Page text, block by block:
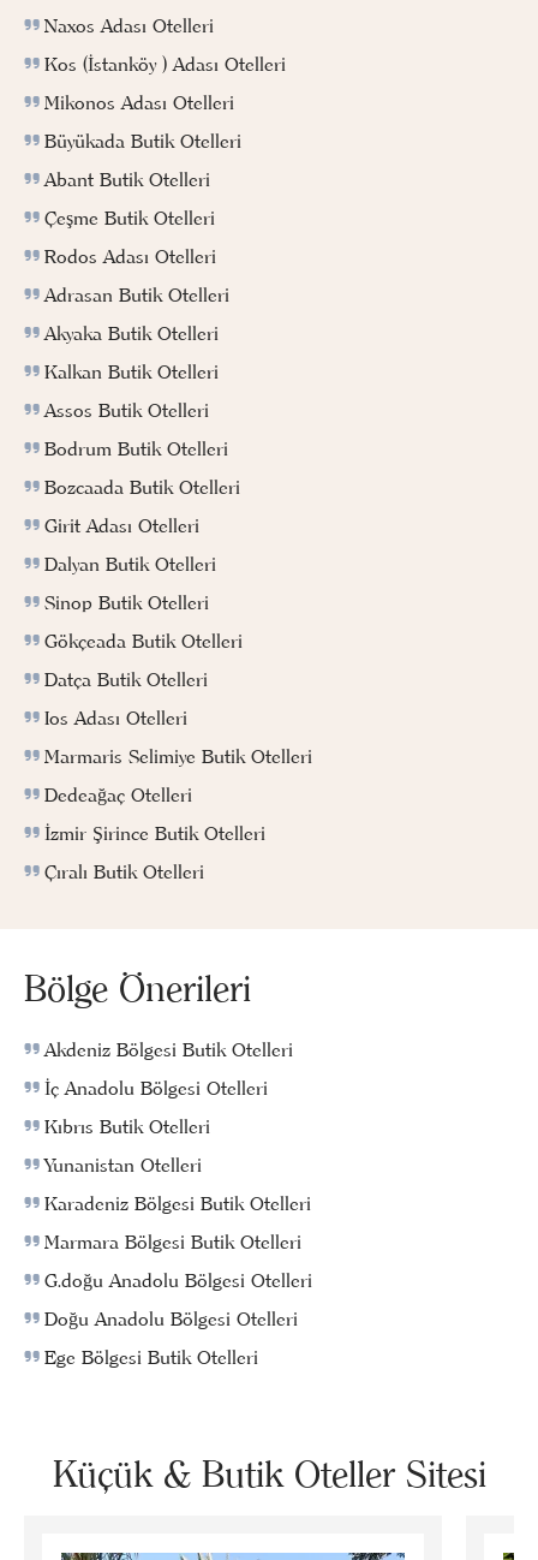
Naxos Adası Otelleri
Kos (İstanköy ) Adası Otelleri
Mikonos Adası Otelleri
Büyükada Butik Otelleri
Abant Butik Otelleri
Çeşme Butik Otelleri
Rodos Adası Otelleri
Adrasan Butik Otelleri
Akyaka Butik Otelleri
Kalkan Butik Otelleri
Assos Butik Otelleri
Bodrum Butik Otelleri
Bozcaada Butik Otelleri
Girit Adası Otelleri
Dalyan Butik Otelleri
Sinop Butik Otelleri
Gökçeada Butik Otelleri
Datça Butik Otelleri
Ios Adası Otelleri
Marmaris Selimiye Butik Otelleri
Dedeağaç Otelleri
İzmir Şirince Butik Otelleri
Çıralı Butik Otelleri
Bölge Önerileri
Akdeniz Bölgesi Butik Otelleri
İç Anadolu Bölgesi Otelleri
Kıbrıs Butik Otelleri
Yunanistan Otelleri
Karadeniz Bölgesi Butik Otelleri
Marmara Bölgesi Butik Otelleri
G.doğu Anadolu Bölgesi Otelleri
Doğu Anadolu Bölgesi Otelleri
Ege Bölgesi Butik Otelleri
Küçük & Butik Oteller Sitesi